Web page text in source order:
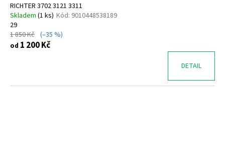
RICHTER 3702 3121 3311
Skladem (1 ks) Kód: 9010448538189
29
1 850 Kč (–35 %)
od 1 200 Kč
DETAIL